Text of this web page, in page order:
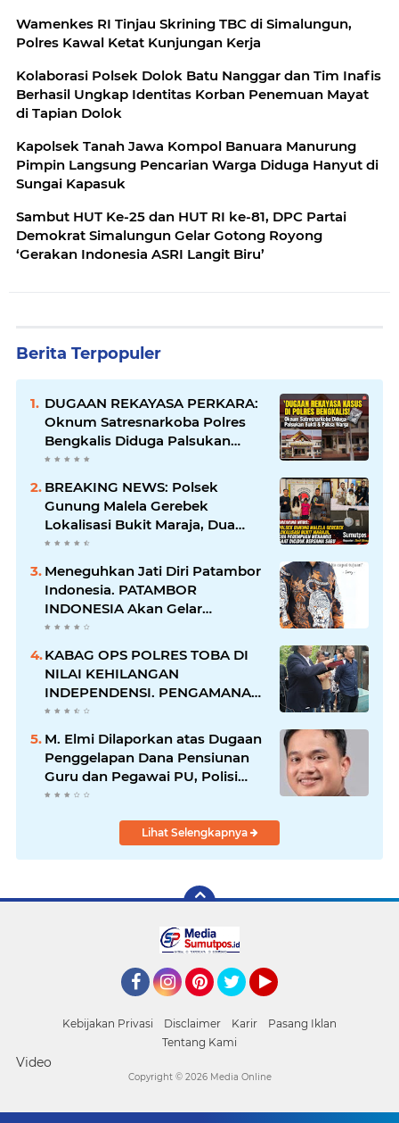
Wamenkes RI Tinjau Skrining TBC di Simalungun,
Polres Kawal Ketat Kunjungan Kerja
Kolaborasi Polsek Dolok Batu Nanggar dan Tim Inafis
Berhasil Ungkap Identitas Korban Penemuan Mayat
di Tapian Dolok
Kapolsek Tanah Jawa Kompol Banuara Manurung
Pimpin Langsung Pencarian Warga Diduga Hanyut di
Sungai Kapasuk
Sambut HUT Ke-25 dan HUT RI ke-81, DPC Partai
Demokrat Simalungun Gelar Gotong Royong
‘Gerakan Indonesia ASRI Langit Biru’
Berita Terpopuler
DUGAAN REKAYASA PERKARA:
Oknum Satresnarkoba Polres
Bengkalis Diduga Palsukan
Barang Bukti Hingga Paksa
BREAKING NEWS: Polsek
Gunung Malela Gerebek
Lokalisasi Bukit Maraja, Dua
Perempuan Menangis Saat
Diciduk Bersama Sabu
Meneguhkan Jati Diri Patambor
Indonesia. PATAMBOR
INDONESIA Akan Gelar
RAKERNAS II Di Jakarta.
KABAG OPS POLRES TOBA DI
NILAI KEHILANGAN
INDEPENDENSI. PENGAMANAN
PENEMBOKAN TANAH DI
LAGUBOTI DAPAT SOROTAN.
M. Elmi Dilaporkan atas Dugaan
Penggelapan Dana Pensiunan
Guru dan Pegawai PU, Polisi
Pastikan Proses Hukum
Lihat Selengkapnya
Kebijakan Privasi Disclaimer Karir
Pasang Iklan
Tentang Kami
Video
Copyright © 2026 Media Online